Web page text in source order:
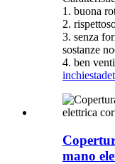
1. buona
2.
3. senza
sostanze
4. ben
inchiesta
mano